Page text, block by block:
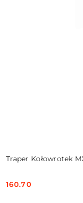
Traper Kołowrotek
Cena:
160.70